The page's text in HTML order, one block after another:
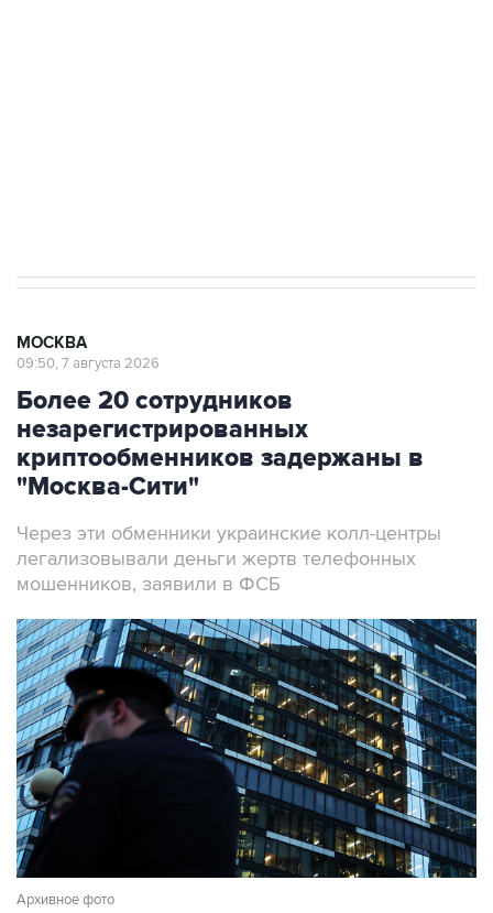
МОСКВА
09:50, 7 августа 2026
Более 20 сотрудников
незарегистрированных
криптообменников задержаны в
"Москва-Сити"
Через эти обменники украинские колл-центры
легализовывали деньги жертв телефонных
мошенников, заявили в ФСБ
Архивное фото